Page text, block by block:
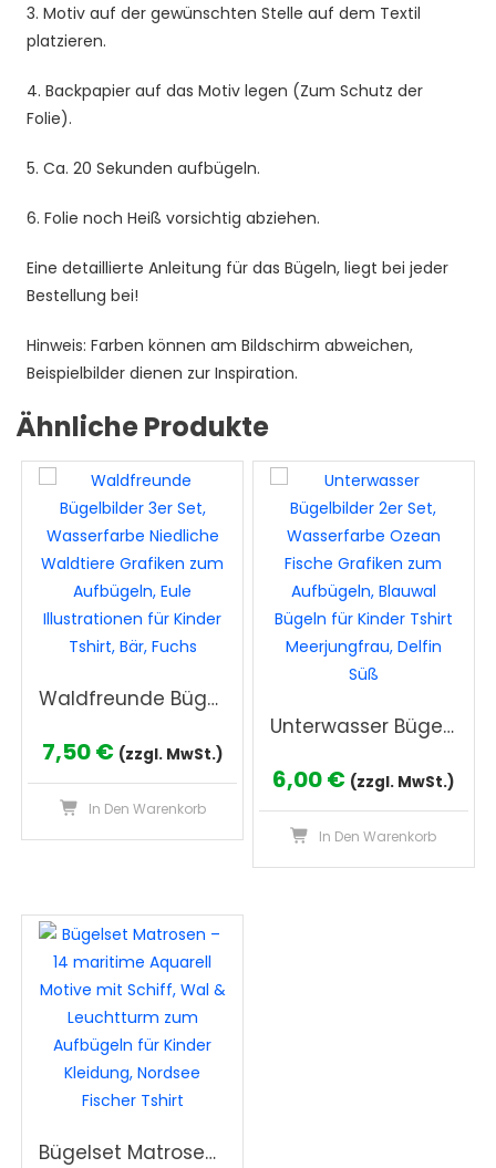
3. Motiv auf der gewünschten Stelle auf dem Textil
platzieren.
4. Backpapier auf das Motiv legen (Zum Schutz der
Folie).
5. Ca. 20 Sekunden aufbügeln.
6. Folie noch Heiß vorsichtig abziehen.
Eine detaillierte Anleitung für das Bügeln, liegt bei jeder
Bestellung bei!
Hinweis: Farben können am Bildschirm abweichen,
Beispielbilder dienen zur Inspiration.
Ähnliche Produkte
Waldfreunde Bügelbilder 3er Set, Wasserfarbe Niedliche Waldtiere Grafiken zum Aufbügeln, Eule Illustrationen für Kinder Tshirt, Bär, Fuchs
7,50€ (zzgl. MwSt.)
In Den Warenkorb
Unterwasser Bügelbilder 2er Set, Wasserfarbe Ozean Fische Grafiken zum Aufbügeln, Blauwal Bügeln für Kinder Tshirt Meerjungfrau, Delfin Süß
6,00€ (zzgl. MwSt.)
In Den Warenkorb
Bügelset Matrosen – 14 maritime Aquarell Motive mit Schiff, Wal & Leuchtturm zum Aufbügeln für Kinder Kleidung, Nordsee Fischer Tshirt